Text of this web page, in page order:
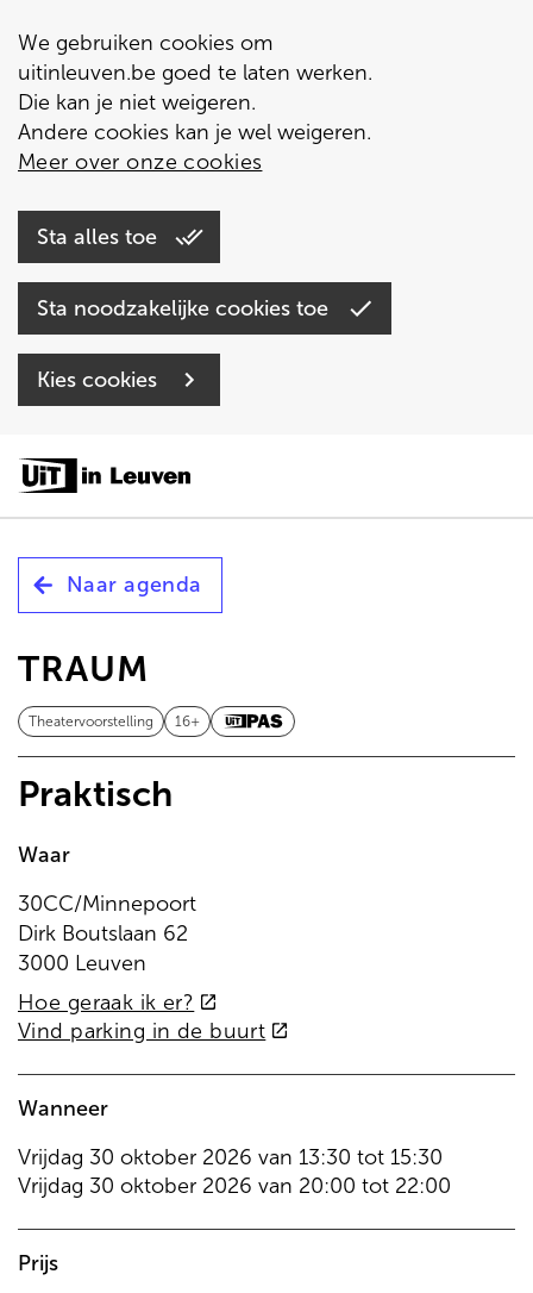
We gebruiken cookies om
uitinleuven.be goed te laten werken.
Die kan je niet weigeren.
Andere cookies kan je wel weigeren.
Meer over onze cookies
Sta alles toe
Sta noodzakelijke cookies toe
Kies cookies
en
gaanNaar agenda
TRAUM
Theatervoorstelling 16+
Praktisch
Waar
30CC/Minnepoort
Dirk Boutslaan 62
3000 Leuven
Hoe geraak ik er? (externe
link)
Vind parking in de buurt(externe
Wanneer
Vrijdag 30 oktober 2026 van 13:30 tot 15:30
Vrijdag 30 oktober 2026 van 20:00 tot 22:00
Prijs